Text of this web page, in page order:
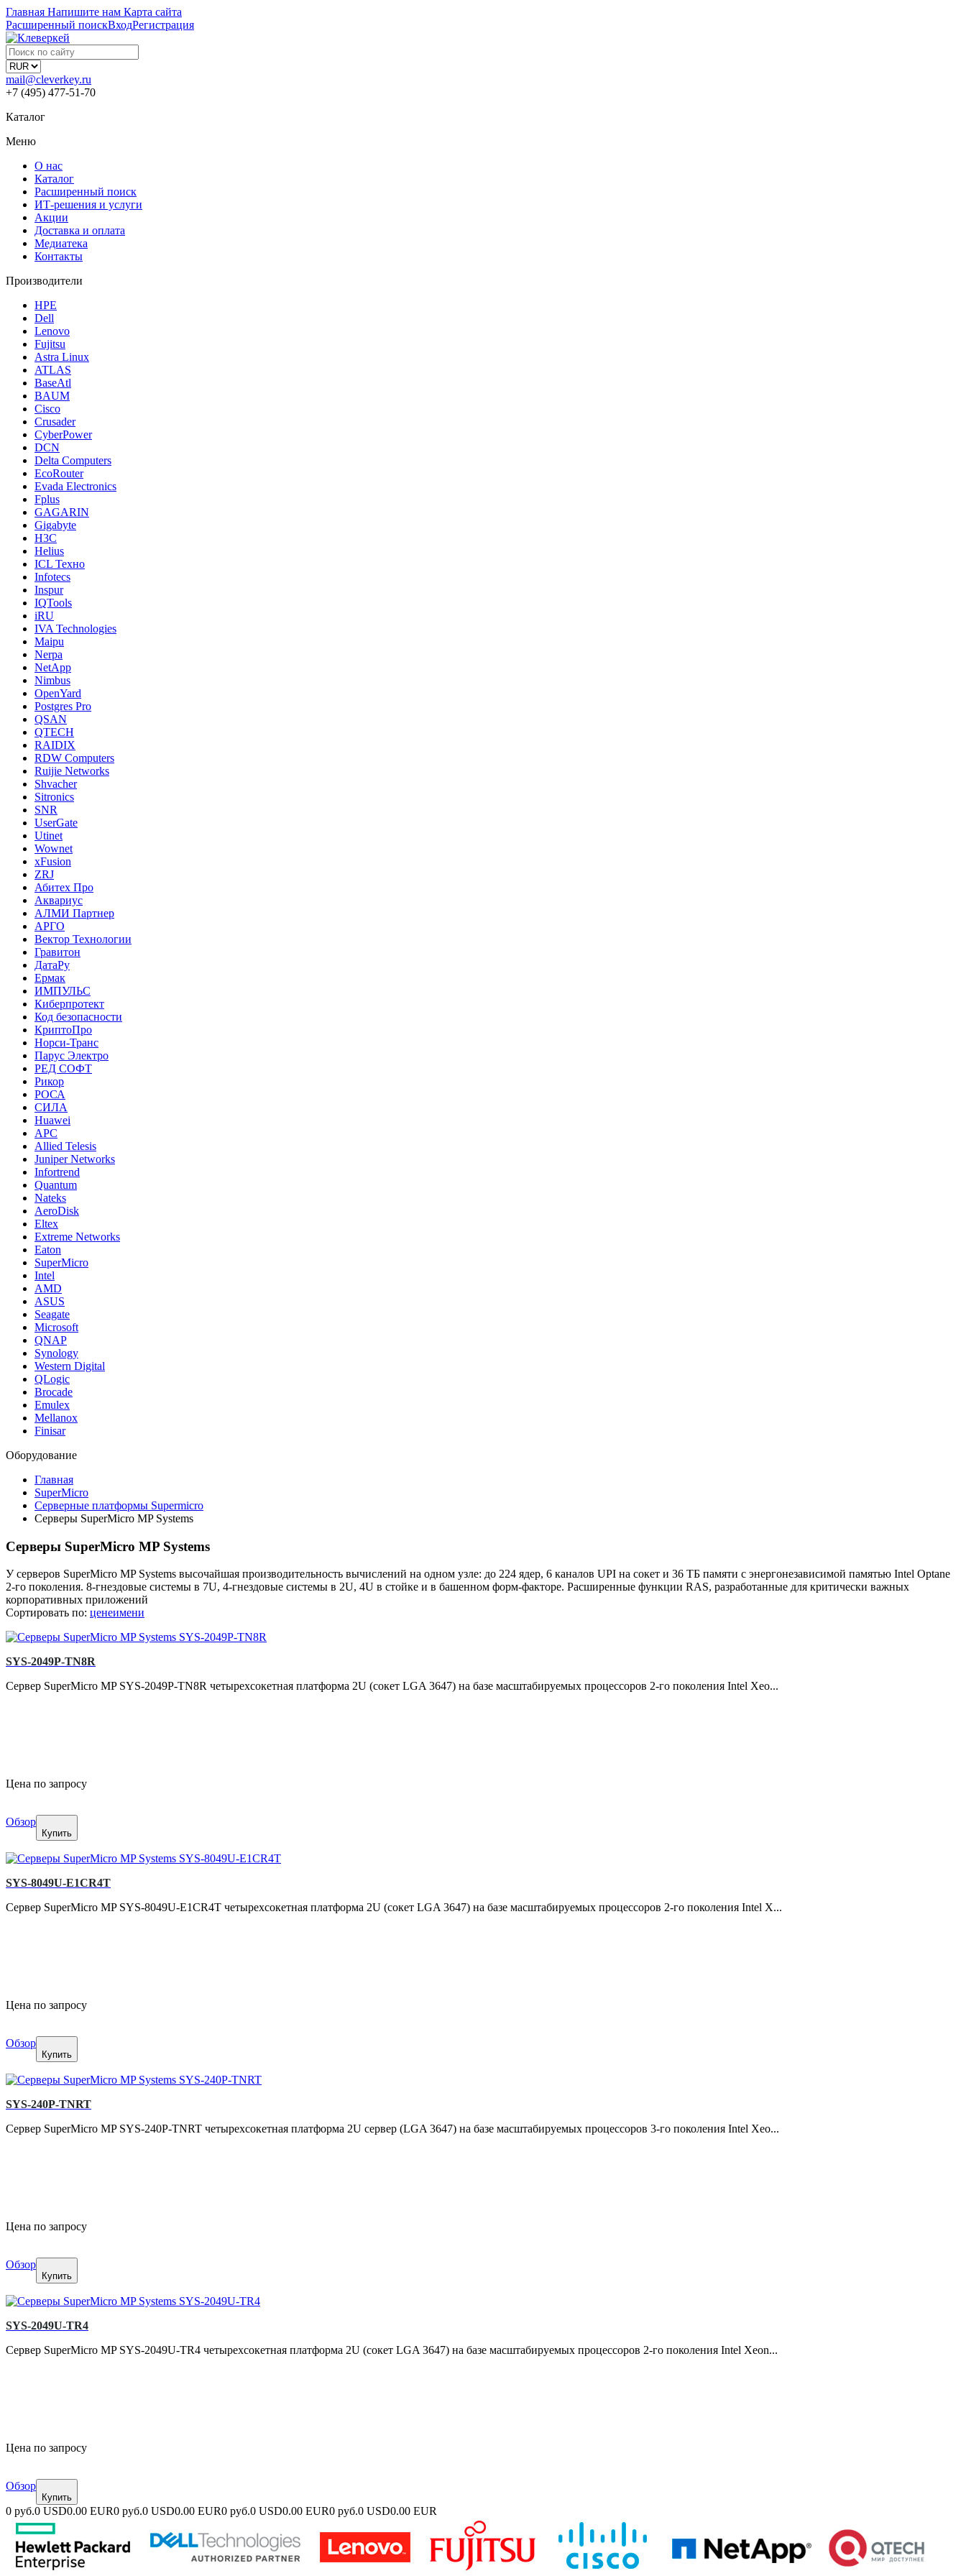
Главная Напишите нам Карта сайта
Расширенный поискВходРегистрация
mail@cleverkey.ru
+7 (495) 477-51-70
Каталог
Меню
О нас
Каталог
Расширенный поиск
ИТ-решения и услуги
Акции
Доставка и оплата
Медиатека
Контакты
Производители
HPE
Dell
Lenovo
Fujitsu
Astra Linux
ATLAS
BaseAtl
BAUM
Cisco
Crusader
CyberPower
DCN
Delta Computers
EcoRouter
Evada Electronics
Fplus
GAGARIN
Gigabyte
H3C
Helius
ICL Техно
Infotecs
Inspur
IQTools
iRU
IVA Technologies
Maipu
Nerpa
NetApp
Nimbus
OpenYard
Postgres Pro
QSAN
QTECH
RAIDIX
RDW Computers
Ruijie Networks
Shvacher
Sitronics
SNR
UserGate
Utinet
Wownet
xFusion
ZRJ
Абитех Про
Аквариус
АЛМИ Партнер
АРГО
Вектор Технологии
Гравитон
ДатаРу
Ермак
ИМПУЛЬС
Киберпротект
Код безопасности
КриптоПро
Норси-Транс
Парус Электро
РЕД СОФТ
Рикор
РОСА
СИЛА
Huawei
APC
Allied Telesis
Juniper Networks
Infortrend
Quantum
Nateks
AeroDisk
Eltex
Extreme Networks
Eaton
SuperMicro
Intel
AMD
ASUS
Seagate
Microsoft
QNAP
Synology
Western Digital
QLogic
Brocade
Emulex
Mellanox
Finisar
Оборудование
Главная
SuperMicro
Серверные платформы Supermicro
Серверы SuperMicro MP Systems
Серверы SuperMicro MP Systems
У серверов SuperMicro MP Systems высочайшая производительность вычислений на одном узле: до 224 ядер, 6 каналов UPI на сокет и 36 ТБ памяти с энергонезависимой памятью Intel Optane
2-го поколения. 8-гнездовые системы в 7U, 4-гнездовые системы в 2U, 4U в стойке и в башенном форм-факторе. Расширенные функции RAS, разработанные для критически важных
корпоративных приложений
Сортировать по: ценеимени
SYS-2049P-TN8R
Сервер SuperMicro MP SYS-2049P-TN8R четырехсокетная платформа 2U (сокет LGA 3647) на базе масштабируемых процессоров 2-го поколения Intel Xeo...
Цена по запросу
Обзор
Купить
SYS-8049U-E1CR4T
Сервер SuperMicro MP SYS-8049U-E1CR4T четырехсокетная платформа 2U (сокет LGA 3647) на базе масштабируемых процессоров 2-го поколения Intel X...
Цена по запросу
Обзор
Купить
SYS-240P-TNRT
Сервер SuperMicro MP SYS-240P-TNRT четырехсокетная платформа 2U сервер (LGA 3647) на базе масштабируемых процессоров 3-го поколения Intel Xeo...
Цена по запросу
Обзор
Купить
SYS-2049U-TR4
Сервер SuperMicro MP SYS-2049U-TR4 четырехсокетная платформа 2U (сокет LGA 3647) на базе масштабируемых процессоров 2-го поколения Intel Xeon...
Цена по запросу
Обзор
Купить
0 руб.0 USD0.00 EUR0 руб.0 USD0.00 EUR0 руб.0 USD0.00 EUR0 руб.0 USD0.00 EUR